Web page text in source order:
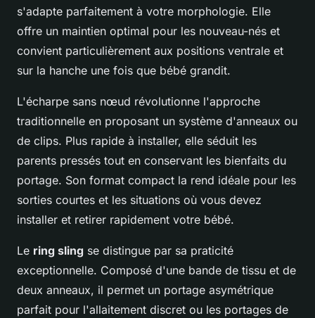
s'adapte parfaitement à votre morphologie. Elle
offre un maintien optimal pour les nouveau-nés et
convient particulièrement aux positions ventrale et
sur la hanche une fois que bébé grandit.
L'écharpe sans nœud révolutionne l'approche
traditionnelle en proposant un système d'anneaux ou
de clips. Plus rapide à installer, elle séduit les
parents pressés tout en conservant les bienfaits du
portage. Son format compact la rend idéale pour les
sorties courtes et les situations où vous devez
installer et retirer rapidement votre bébé.
Le ring sling se distingue par sa praticité
exceptionnelle. Composé d'une bande de tissu et de
deux anneaux, il permet un portage asymétrique
parfait pour l'allaitement discret ou les portages de